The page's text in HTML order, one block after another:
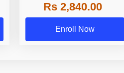
Rs 2,840.00
Enroll Now